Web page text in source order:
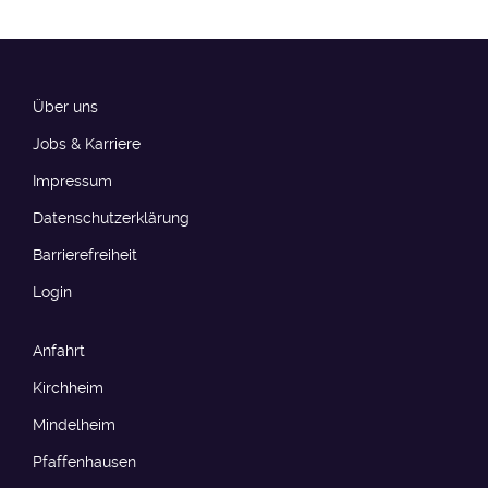
Über uns
Jobs & Karriere
Impressum
Datenschutzerklärung
Barrierefreiheit​​​
Login
Anfahrt
Kirchheim
Mindelheim
Pfaffenhausen